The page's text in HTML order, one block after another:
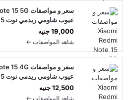
عيوب شاومي ريدمي نوت 15 5G
19,000 جنيه
شاهد المواصفات ←
عيوب شاومي ريدمي نوت 15 4G
12,500 جنيه
شاهد المواصفات ←